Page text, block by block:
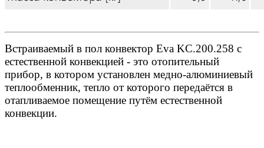
Встраиваемый в пол конвектор Eva KC.200.258 с
естественной конвекцией - это отопительный
прибор, в котором установлен медно-алюминиевый
теплообменник, тепло от которого передаётся в
отапливаемое помещение путём естественной
конвекции.